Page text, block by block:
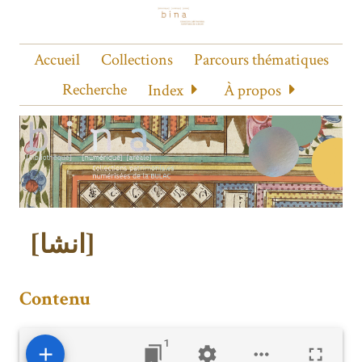
Accueil Collections
Parcours thématiques
Recherche
Index À propos
[انشا]
Contenu
1